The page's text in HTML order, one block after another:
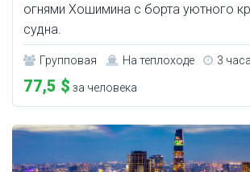
огнями Хошимина с борта уютного
судна.
Групповая На теплоходе 3 часа
77,5 $ за человека